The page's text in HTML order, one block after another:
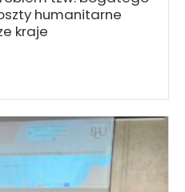
humanitarne
kraje